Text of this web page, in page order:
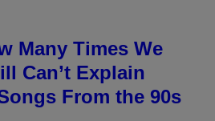
Many Times We
Can’t Explain
From the 90s